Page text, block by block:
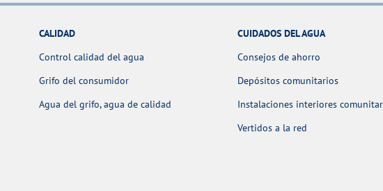
CALIDAD
Control calidad del agua
Grifo del consumidor
Agua del grifo, agua de calidad
CUIDADOS DEL AGUA
Consejos de ahorro
Depósitos comunitarios
Instalaciones interiores
Vertidos a la red